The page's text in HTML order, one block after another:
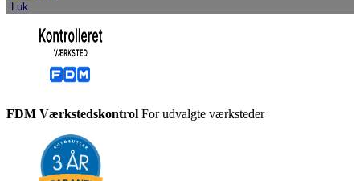
Luk
FDM Værkstedskontrol For udvalgte værksteder